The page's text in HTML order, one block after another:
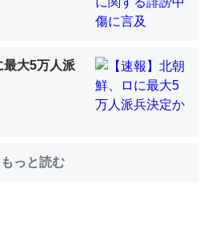
だが、酵素が違うのか？
。腹足類だと殻を無くしてナメク
最大5万人派
もっと読む